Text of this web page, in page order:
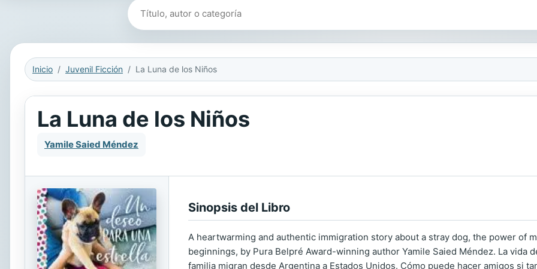
Buscar libros
Inicio Juvenil Ficción La Luna de los Niños
La Luna de los Niños
Yamile Saied Méndez
Sinopsis del Libro
A heartwarming and authentic immigration story about a stray dog, the power of
beginnings, by Pura Belpré Award-winning author Yamile Saied Méndez. La vida
familia migran desde Argentina a Estados Unidos. Cómo puede hacer amigos si